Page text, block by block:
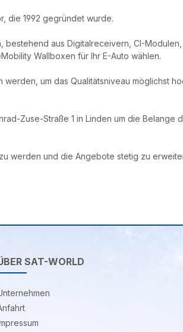
die 1992 gegründet wurde.
aus Digitalreceivern, CI-
Wallboxen für Ihr E-Auto wählen.
um das Qualitätsniveau möglichst
Zuse-Straße 1 in Linden um die Belange
werden und die Angebote stetig zu
SAT-WORLD